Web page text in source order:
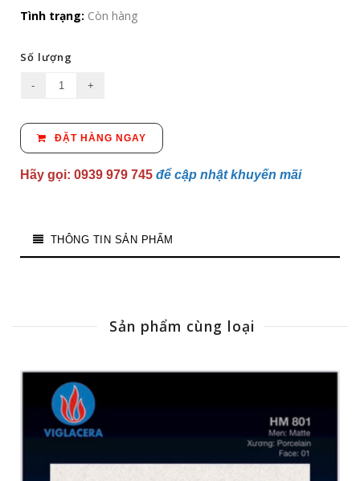
Tình trạng: Còn hàng
Số lượng
ĐẶT HÀNG NGAY
Hãy gọi: 0939 979 745 để cập nhật khuyến mãi
THÔNG TIN SẢN PHẨM
Sản phẩm cùng loại